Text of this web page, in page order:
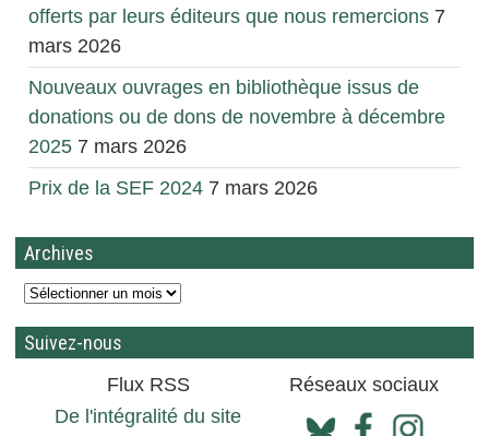
offerts par leurs éditeurs que nous remercions 7
mars 2026
Nouveaux ouvrages en bibliothèque issus de
donations ou de dons de novembre à décembre
2025 7 mars 2026
Prix de la SEF 2024 7 mars 2026
Archives
Suivez-nous
Flux RSS
Réseaux sociaux
De l'intégralité du site